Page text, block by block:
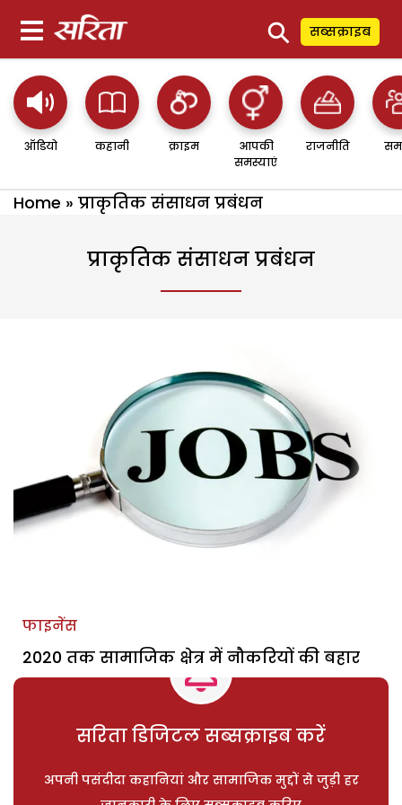
⚲ सब्सक्राइब
ऑडियो कहानी क्राइम
आपकी
समस्याएं
राजनीति
Home » प्राकृतिक संसाधन प्रबंधन
प्राकृतिक संसाधन प्रबंधन
फाइनेंस
2020 तक सामाजिक क्षेत्र में नौकरियों की बहार
सरिता डिजिटल सब्सक्राइब करें
अपनी पसंदीदा कहानियां और सामाजिक मुद्दों से जुड़ी हर